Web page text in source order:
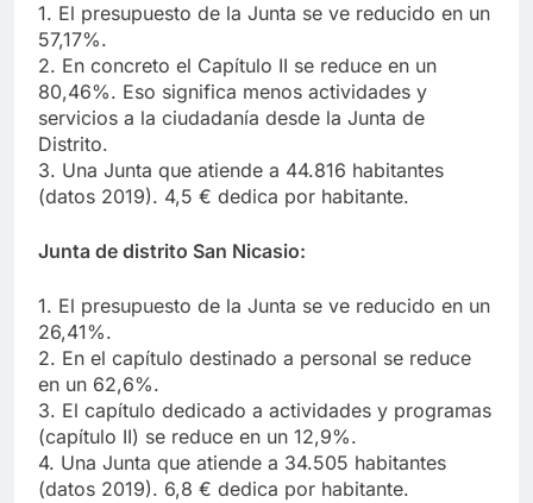
1. El presupuesto de la Junta se ve reducido en un
57,17%.
2. En concreto el Capítulo II se reduce en un
80,46%. Eso significa menos actividades y
servicios a la ciudadanía desde la Junta de
Distrito.
3. Una Junta que atiende a 44.816 habitantes
(datos 2019). 4,5 € dedica por habitante.
Junta de distrito San Nicasio:
1. El presupuesto de la Junta se ve reducido en un
26,41%.
2. En el capítulo destinado a personal se reduce
en un 62,6%.
3. El capítulo dedicado a actividades y programas
(capítulo II) se reduce en un 12,9%.
4. Una Junta que atiende a 34.505 habitantes
(datos 2019). 6,8 € dedica por habitante.